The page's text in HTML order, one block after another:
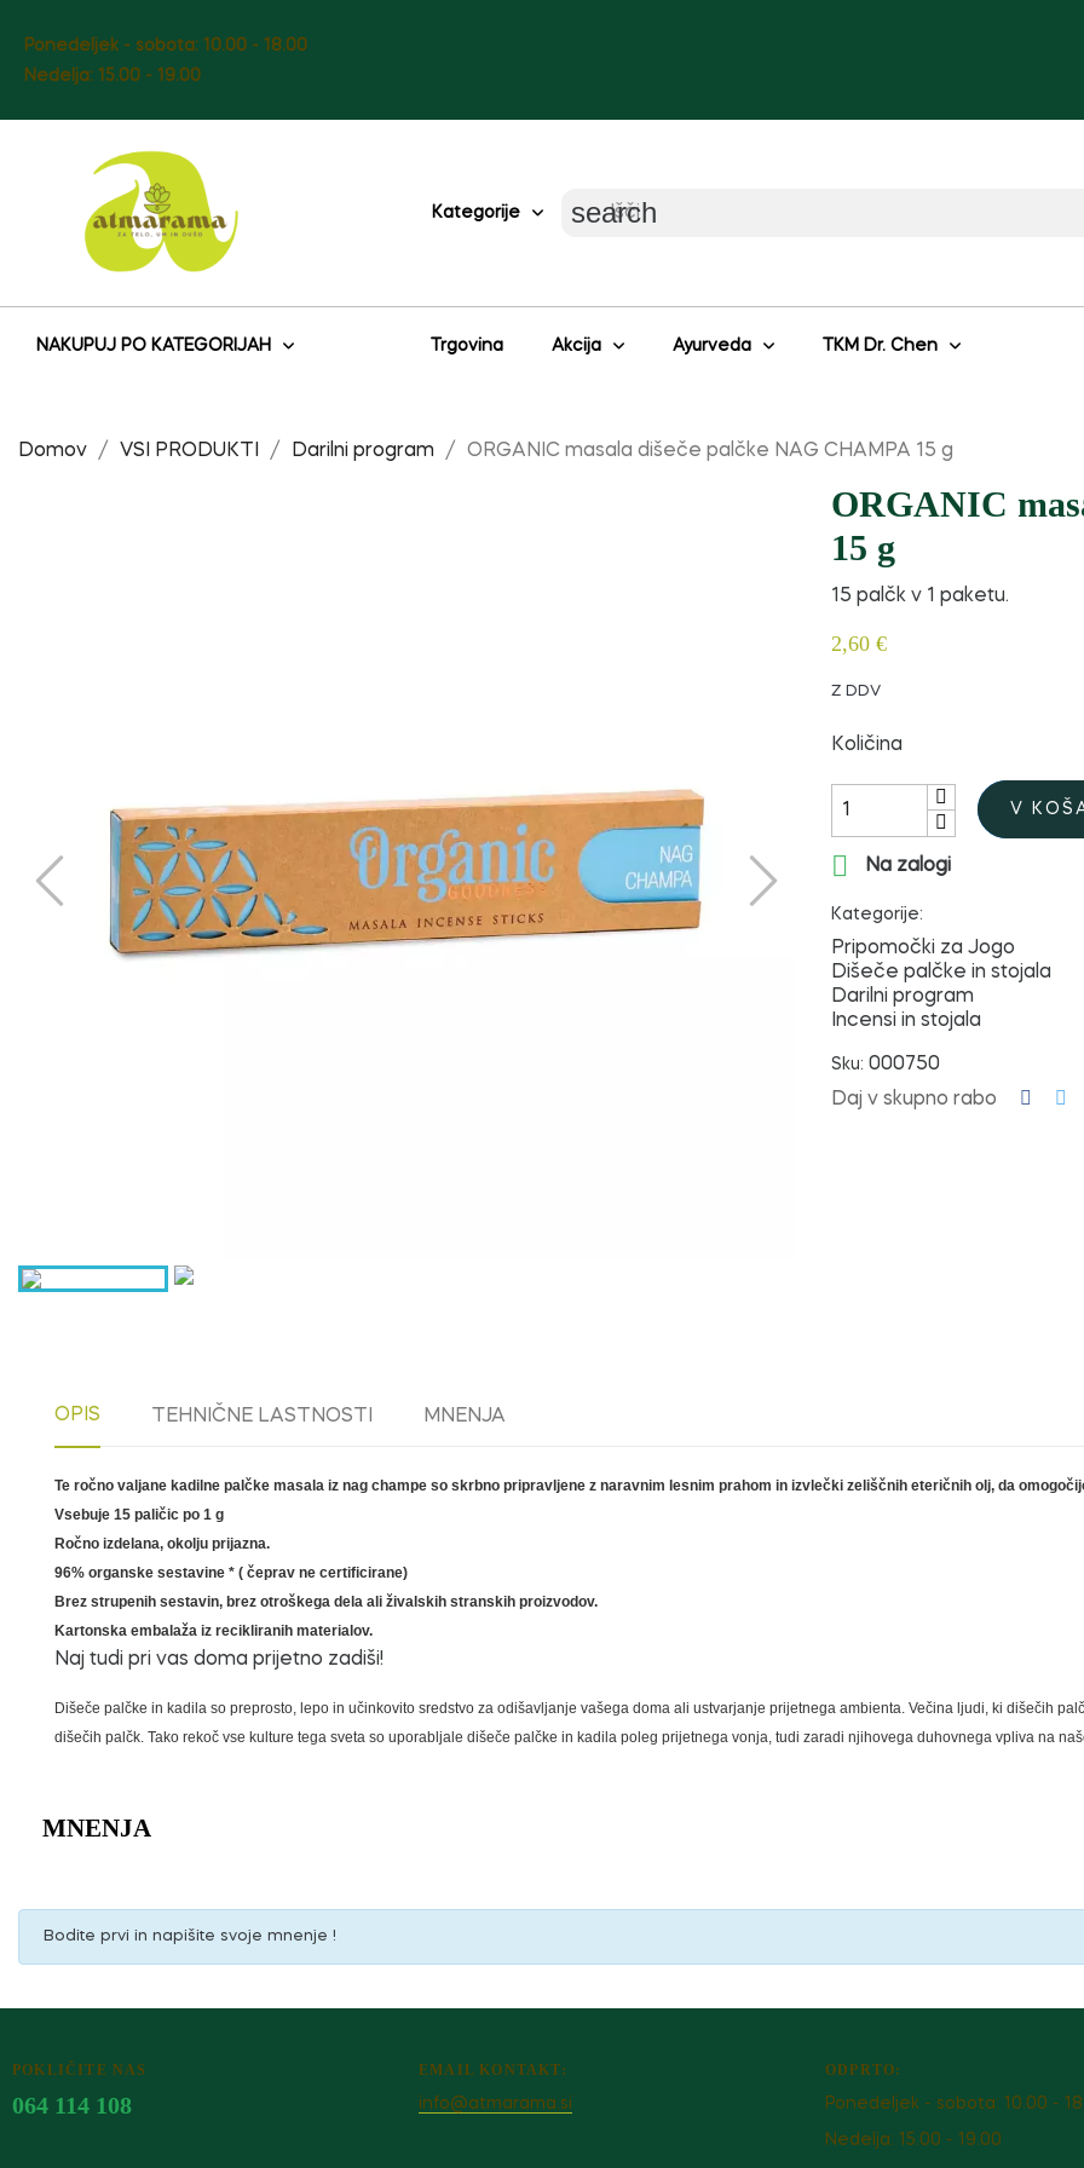
Ponedeljek - sobota: 10.00 - 18.00
Nedelja: 15.00 - 19.00
Kategorije search
NAKUPUJ PO KATEGORIJAH Trgovina Akcija Ayurveda TKM Dr. Chen
Domov VSI PRODUKTI Darilni program ORGANIC masala dišeče palčke NAG CHAMPA 15 g
ORGANIC
15 g
15 palčk v 1 paketu.
2,60 €
Z DDV
Količina
V

Na zalogi
Kategorije:
Pripomočki za Jogo
Dišeče palčke in stojala
Darilni program
Incensi in stojala
Sku: 000750
Daj v skupno rabo
OPIS TEHNIČNE LASTNOSTI MNENJA
Te ročno valjane kadilne palčke masala iz nag champe so skrbno pripravljene z naravnim lesnim prahom in izvlečki zeliščnih eteričnih olj, da
Vsebuje 15 paličic po 1 g
Ročno izdelana, okolju prijazna.
96% organske sestavine * ( čeprav ne certificirane)
Brez strupenih sestavin, brez otroškega dela ali živalskih stranskih proizvodov.
Kartonska embalaža iz recikliranih materialov.
Naj tudi pri vas doma prijetno zadiši!
Dišeče palčke in kadila so preprosto, lepo in učinkovito sredstvo za odišavljanje vašega doma ali ustvarjanje prijetnega ambienta. Večina ljudi, ki dišečih
dišečih palčk. Tako rekoč vse kulture tega sveta so uporabljale dišeče palčke in kadila poleg prijetnega vonja, tudi zaradi njihovega duhovnega vpliva na
MNENJA
Bodite prvi in napišite svoje mnenje !
POKLIČITE NAS
064 114 108
EMAIL KONTAKT:
info@atmarama.si
ODPRTO:
Ponedeljek - sobota: 10.00 -
Nedelja: 15.00 - 19.00